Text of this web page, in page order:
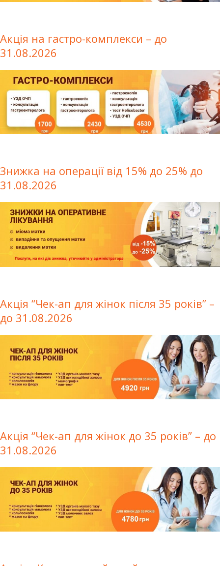
Акція на гастро-комплекси – до
31.08.2026
Знижка на операції від 15% до 25% до
31.08.2026
Акція “Чек-ап для жінок після 35 років” –
до 31.08.2026
Акція “Чек-ап для жінок до 35 років” – до
31.08.2026